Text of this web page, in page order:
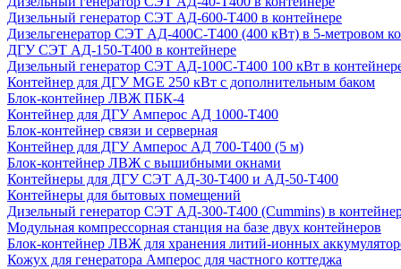
Дизельный генератор СЭТ АД-600-Т400 в контейнере
Дизельгенератор СЭТ АД-400С-Т400 (400 кВт) в 5-метровом
ДГУ СЭТ АД-150-Т400 в контейнере
Дизельный генератор СЭТ АД-100С-Т400 100 кВт в
Контейнер для ДГУ MGE 250 кВт с дополнительным баком
Блок-контейнер ЛВЖ ПБК-4
Контейнер для ДГУ Амперос АД 1000-Т400
Блок-контейнер связи и серверная
Контейнер для ДГУ Амперос АД 700-Т400 (5 м)
Блок-контейнер ЛВЖ с вышибными окнами
Контейнеры для ДГУ СЭТ АД-30-Т400 и АД-50-Т400
Контейнеры для бытовых помещений
Дизельный генератор СЭТ АД-300-Т400 (Cummins) в
Модульная компрессорная станция на базе двух контейнеров
Блок-контейнер ЛВЖ для хранения литий-ионных
Кожух для генератора Амперос для частного коттеджа